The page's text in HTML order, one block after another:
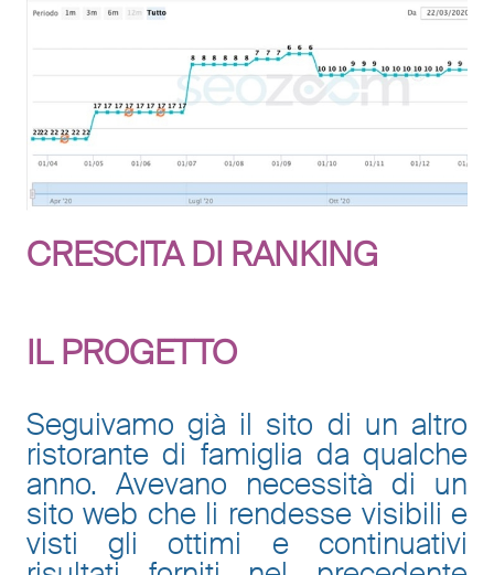
CRESCITA DI RANKING
IL PROGETTO
Seguivamo già il sito di un altro
ristorante di famiglia da qualche
anno. Avevano necessità di un
sito web che li rendesse visibili e
visti gli ottimi e continuativi